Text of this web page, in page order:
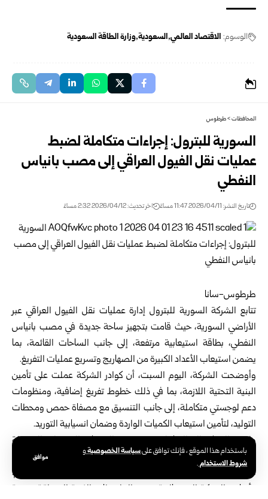
باستخدام هذا الموقع ، فإنك توافق علىسياسة الخصوصيةو
شروط الاستخدام.
موافق
الوسوم: الاقتصاد العالمي السعودية وزارة الطاقة السعودية
المحافظات>طرطوس
السورية للبترول: إجراءات متكاملة لضبط
عمليات نقل الفيول العراقي إلى مصب بانياس
النفطي
تاريخ النشر: 2026/04/11 11:47 مساءً اخر تحديث: 2026/04/12 2:32 مساءً
طرطوس-سانا
تتابع الشركة السورية للبترول إدارة عمليات نقل الفيول العراقي عبر
الأراضي السورية، حيث قامت بتجهيز ساحة جديدة في مصب بانياس
النفطي، بطاقة استيعابية مرتفعة، إلى جانب الساحات القائمة، بما
يضمن استيعاب الأعداد الكبيرة من الصهاريج وتسريع عمليات التفريغ.
وأوضحت الشركة، اليوم السبت، أن كوادر الشركة عملت على تأمين
البنية التحتية اللازمة، بما في ذلك خطوط تفريغ إضافية، ومنظومات
دعم لوجستي متكاملة، إلى جانب التنسيق مع مصفاة حمص ومحطات
التوليد، لتأمين استيعاب الكميات الواردة وضمان انسيابية التوريد.
ولفتت الشركة إلى التعامل مع عدد من التحديات التشغيلية المرتبطة
بعمل الشركة الناقلة، حيث جرى استبدال الكوادر المشرفة وتحسين
آليات التنظيم والإشراف بما يضمن ضبط حركة الصهاريج ومنع الازدحام.
وأشارت الشركة الى معالجة بعض الملاحظات الفنية المتعلقة بنوعية